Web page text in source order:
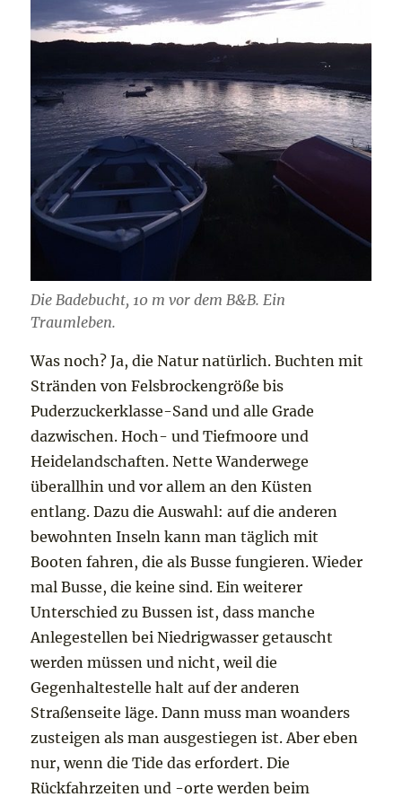
Die Badebucht, 10 m vor dem B&B. Ein
Traumleben.
Was noch? Ja, die Natur natürlich. Buchten mit
Stränden von Felsbrockengröße bis
Puderzuckerklasse-Sand und alle Grade
dazwischen. Hoch- und Tiefmoore und
Heidelandschaften. Nette Wanderwege
überallhin und vor allem an den Küsten
entlang. Dazu die Auswahl: auf die anderen
bewohnten Inseln kann man täglich mit
Booten fahren, die als Busse fungieren. Wieder
mal Busse, die keine sind. Ein weiterer
Unterschied zu Bussen ist, dass manche
Anlegestellen bei Niedrigwasser getauscht
werden müssen und nicht, weil die
Gegenhaltestelle halt auf der anderen
Straßenseite läge. Dann muss man woanders
zusteigen als man ausgestiegen ist. Aber eben
nur, wenn die Tide das erfordert. Die
Rückfahrzeiten und -orte werden beim